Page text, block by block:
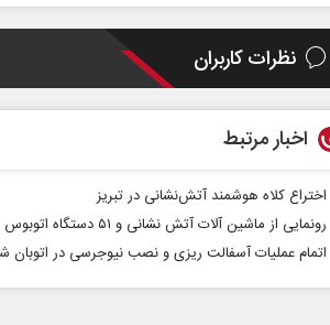
نظرات کاربران
اخبار مرتبط
اختراع کلاه هوشمند آتش‌نشانی در تبریز
رونمایی از ماشین آلات آتش نشانی و ۵۱ دستگاه اتوبوس جدید با ۶۱۰ میلیارد تومان هزینه
اتمام عملیات آسفالت ریزی و نصب نیوجرسی در اتوبان
صفحات نخست روزنامه ها‌ی یکشنبه ۴ مردادماه